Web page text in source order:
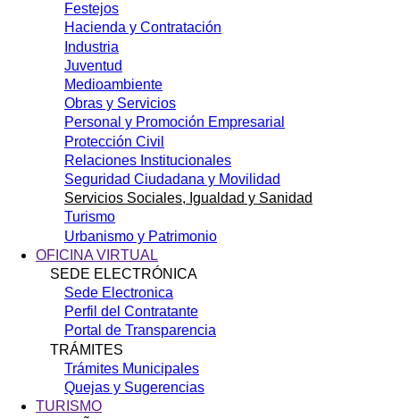
Festejos
Hacienda y Contratación
Industria
Juventud
Medioambiente
Obras y Servicios
Personal y Promoción Empresarial
Protección Civil
Relaciones Institucionales
Seguridad Ciudadana y Movilidad
Servicios Sociales, Igualdad y Sanidad
Turismo
Urbanismo y Patrimonio
OFICINA VIRTUAL
SEDE ELECTRÓNICA
Sede Electronica
Perfil del Contratante
Portal de Transparencia
TRÁMITES
Trámites Municipales
Quejas y Sugerencias
TURISMO